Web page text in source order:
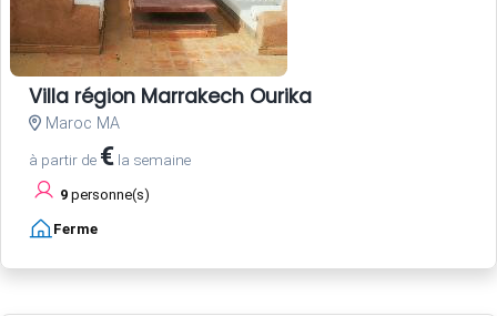
Villa région Marrakech Ourika
Maroc MA
à partir de € la semaine
9 personne(s)
Ferme